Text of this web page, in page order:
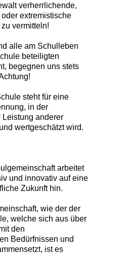
verherrlichende,
extremistische
vermitteln!
alle am Schulleben
beteiligten
begegnen uns stets
steht für eine
in der
Leistung anderer
wertgeschätzt wird.
arbeitet
und innovativ auf eine
Zukunft hin.
wie der der
welche sich aus über
den
Bedürfnissen und
ist es